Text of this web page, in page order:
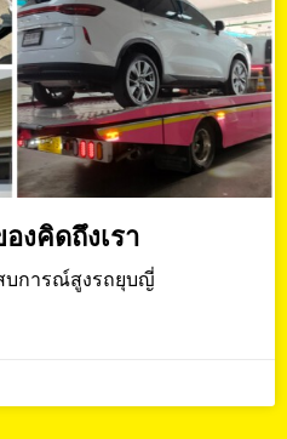
งคิดถึงเรา
บการณ์สูงรถยุบญี่